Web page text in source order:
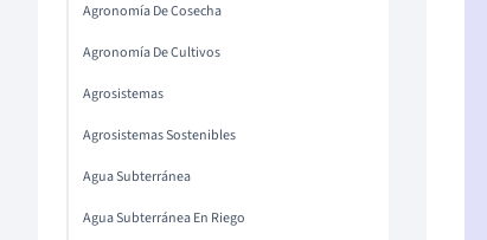
Agronomía De Cosecha
Agronomía De Cultivos
Agrosistemas
Agrosistemas Sostenibles
Agua Subterránea
Agua Subterránea En Riego